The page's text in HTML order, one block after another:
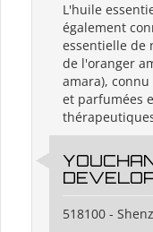
L'huile
également
essentielle de
de l'oranger
amara),
et parfumées
518100 -